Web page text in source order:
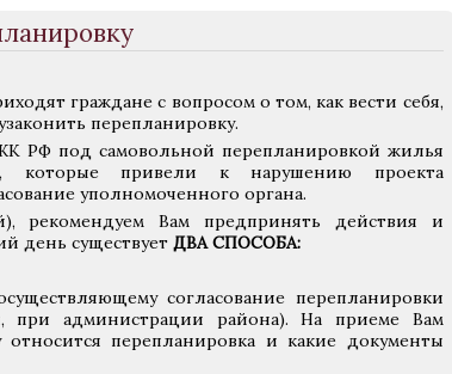
граждане с вопросом о том, как вести себя,
перепланировку.
РФ под самовольной перепланировкой жилья
которые привели к нарушению проекта
уполномоченного органа.
рекомендуем Вам предпринять действия и
день существует ДВА СПОСОБА:
согласование перепланировки
при администрации района). На приеме Вам
перепланировка и какие документы